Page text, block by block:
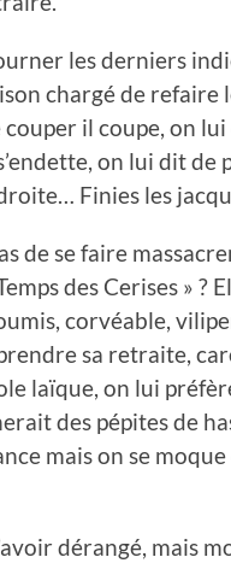
les derniers
chargé de refaire
il coupe, on
on lui dit
Finies les
de se faire
des Cerises » ?
corvéable,
sa retraite,
laïque, on lui
des pépites de
mais on se
dérangé, mais